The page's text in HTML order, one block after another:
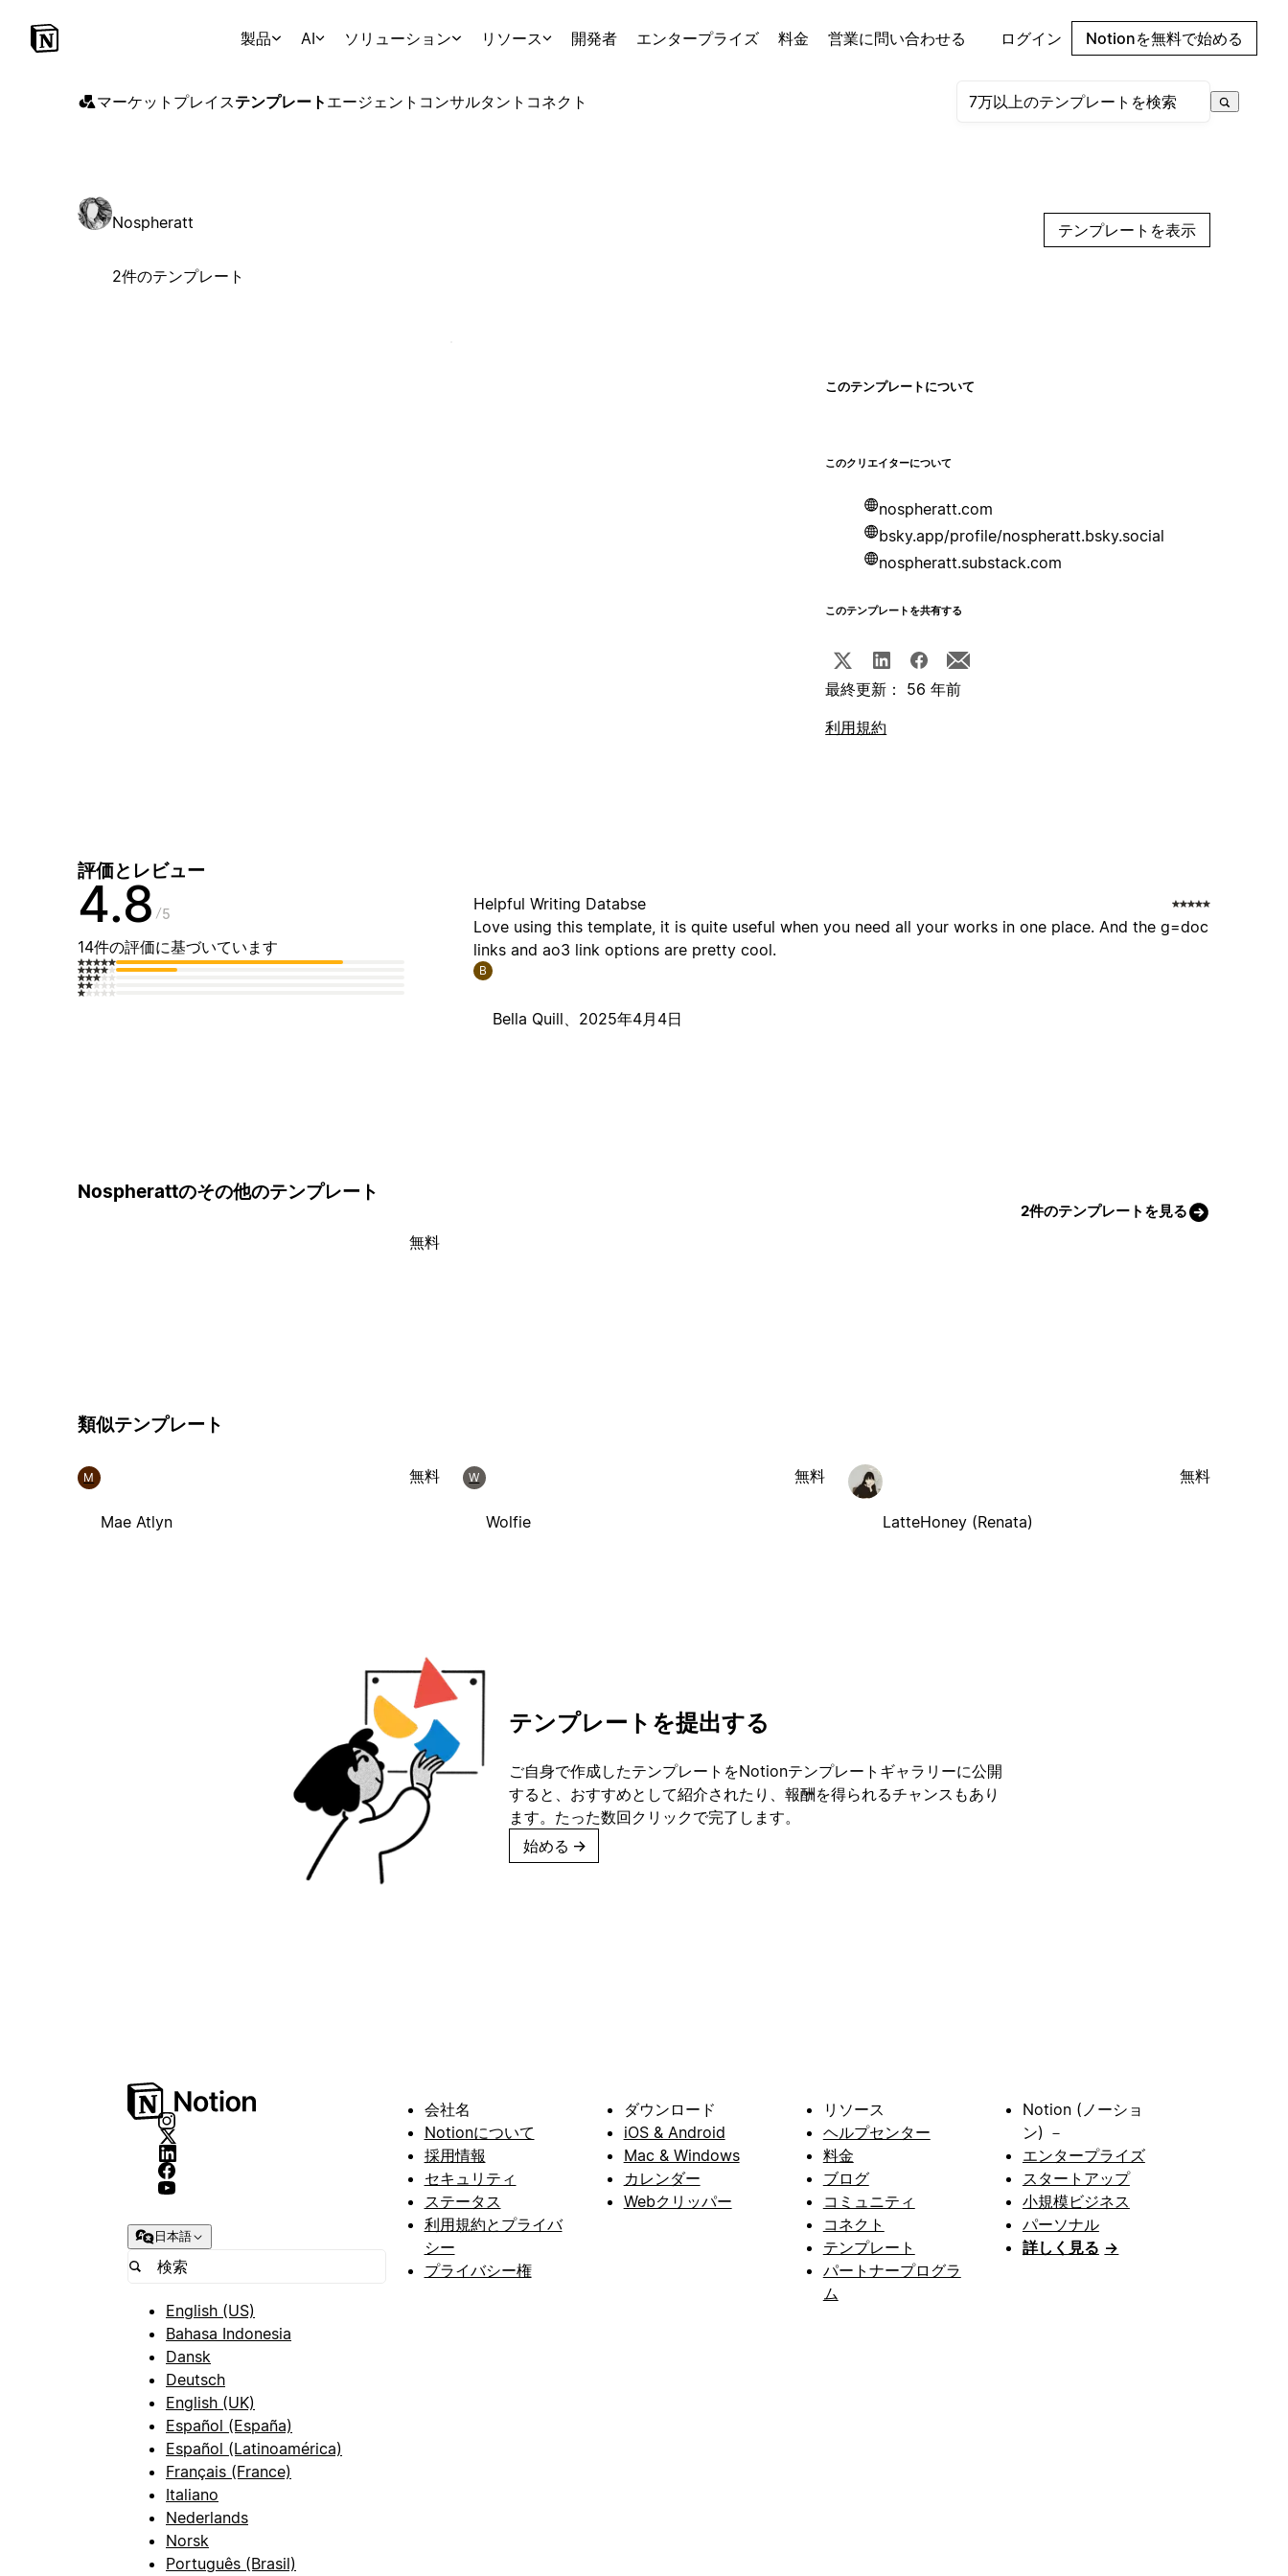
製品 AI ソリューション リソース 開発者 エンタープライズ 料金 営業に問い合わせる ログイン Notionを無料で始める
マーケットプレイステンプレート エージェント コンサルタント コネクト
Nospheratt
2件のテンプレート
テンプレートを表示
このテンプレートについて
このクリエイターについて
nospheratt.com
bsky.app/profile/nospheratt.bsky.social
nospheratt.substack.com
このテンプレートを共有する
最終更新： 56 年前
利用規約
評価とレビュー
4.8 5
14件の評価に基づいています
Helpful Writing Databse
Love using this template, it is quite useful when you need all your works in one place. And the g=doc
links and ao3 link options are pretty cool.
B
Bella Quill、 2025年4月4日
Nospherattのその他のテンプレート
2件のテンプレートを見る
無料
類似テンプレート
M
Mae Atlyn
無料 W
Wolfie
無料
LatteHoney (Renata)
無料
テンプレートを提出する
ご自身で作成したテンプレートをNotionテンプレートギャラリーに公開
すると、おすすめとして紹介されたり、報酬を得られるチャンスもあり
ます。たった数回クリックで完了します。
始める →
日本語
English (US)
Bahasa Indonesia
Dansk
Deutsch
English (UK)
Español (España)
Español (Latinoamérica)
Français (France)
Italiano
Nederlands
Norsk
Português (Brasil)
会社名
Notionについて
採用情報
セキュリティ
ステータス
利用規約とプライバ
シー
プライバシー権
ダウンロード
iOS & Android
Mac & Windows
カレンダー
Webクリッパー
リソース
ヘルプセンター
料金
ブログ
コミュニティ
コネクト
テンプレート
パートナープログラ
ム
Notion (ノーショ
ン) －
エンタープライズ
スタートアップ
小規模ビジネス
パーソナル
詳しく見る →